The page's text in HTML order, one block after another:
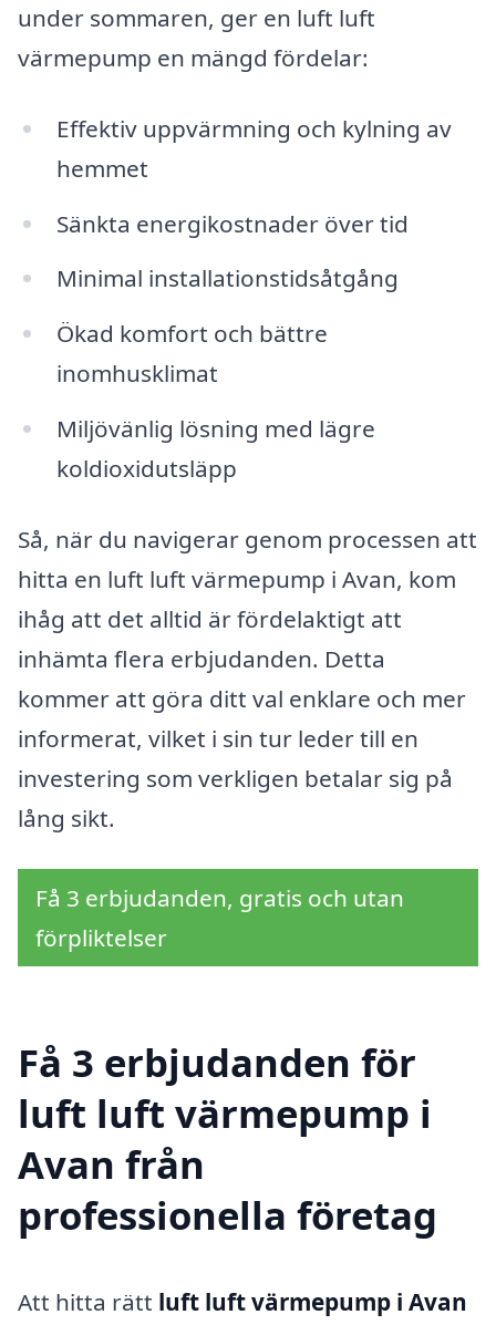
under sommaren, ger en luft luft
värmepump en mängd fördelar:
Effektiv uppvärmning och kylning av
hemmet
Sänkta energikostnader över tid
Minimal installationstidsåtgång
Ökad komfort och bättre
inomhusklimat
Miljövänlig lösning med lägre
koldioxidutsläpp
Så, när du navigerar genom processen att
hitta en luft luft värmepump i Avan, kom
ihåg att det alltid är fördelaktigt att
inhämta flera erbjudanden. Detta
kommer att göra ditt val enklare och mer
informerat, vilket i sin tur leder till en
investering som verkligen betalar sig på
lång sikt.
Få 3 erbjudanden, gratis och utan
förpliktelser
Få 3 erbjudanden för
luft luft värmepump i
Avan från
professionella företag
Att hitta rätt luft luft värmepump i Avan